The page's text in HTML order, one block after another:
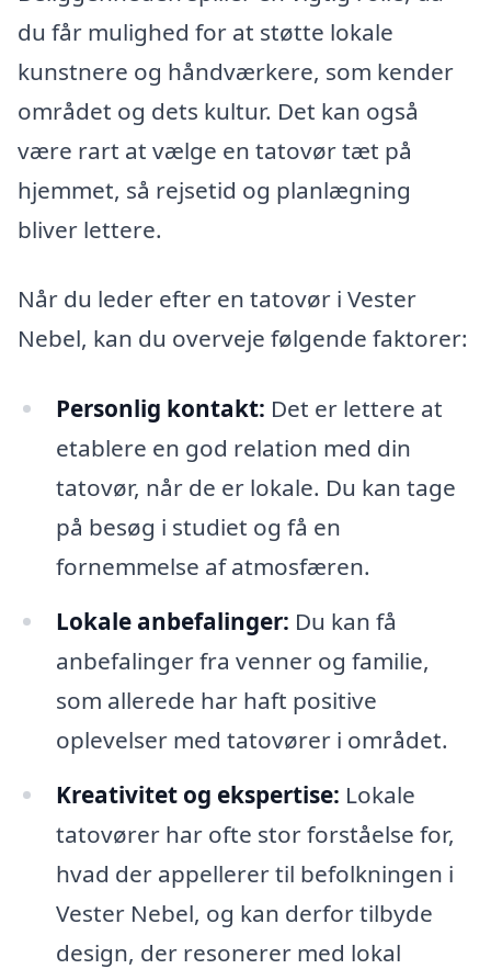
du får mulighed for at støtte lokale
kunstnere og håndværkere, som kender
området og dets kultur. Det kan også
være rart at vælge en tatovør tæt på
hjemmet, så rejsetid og planlægning
bliver lettere.
Når du leder efter en tatovør i Vester
Nebel, kan du overveje følgende faktorer:
Personlig kontakt: Det er lettere at
etablere en god relation med din
tatovør, når de er lokale. Du kan tage
på besøg i studiet og få en
fornemmelse af atmosfæren.
Lokale anbefalinger: Du kan få
anbefalinger fra venner og familie,
som allerede har haft positive
oplevelser med tatovører i området.
Kreativitet og ekspertise: Lokale
tatovører har ofte stor forståelse for,
hvad der appellerer til befolkningen i
Vester Nebel, og kan derfor tilbyde
design, der resonerer med lokal